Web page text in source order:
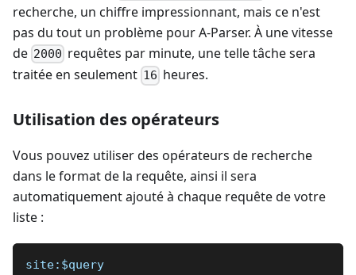
recherche, un chiffre impressionnant, mais ce n'est
pas du tout un problème pour A-Parser. À une vitesse
de 2000 requêtes par minute, une telle tâche sera
traitée en seulement 16 heures.
Utilisation des opérateurs
Vous pouvez utiliser des opérateurs de recherche
dans le format de la requête, ainsi il sera
automatiquement ajouté à chaque requête de votre
liste :
site:$query